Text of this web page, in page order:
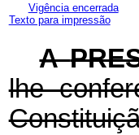
Vigência encerrada
Texto para impressão
A
lhe